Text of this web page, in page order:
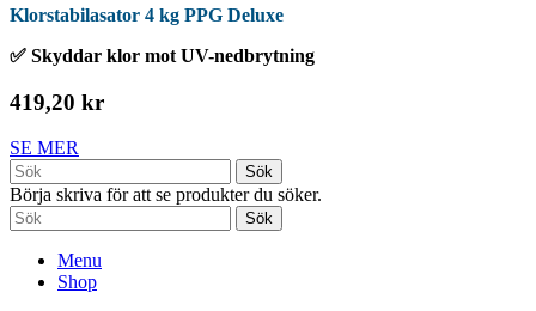
Klorstabilasator 4 kg PPG Deluxe
✅ Skyddar klor mot UV-nedbrytning
419,20 kr
SE MER
Sök
Börja skriva för att se produkter du söker.
Sök
Menu
Shop